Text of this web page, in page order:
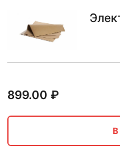
899.00 ₽